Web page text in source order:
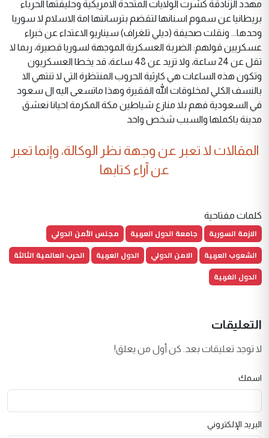
مهدد الزنادقة كشرت الولايات المتحدة الامريكية وحليفتها الحرباء
بريطانيا عن سموم اسنانها لتقضم بترسانتها امة الاسلام لا سوريا
وحدها... ونقلت صحيفة (ديلي تلغراف) سيناريو الاعتداء عن خبراء
عسكريين قولهم: الضربة العسكرية الموجهة لسوريا قصيرة، ربما لا
تقل عن 24 ساعة، ولا تزيد عن 48 ساعة، قد يخطا العسكريون
وتكون هذه الساعات هي كارثية الحروب المنتظرة التي لا تنتهي الا
بالنسف الكلي لمخلوقات الله الفقيرة وهذا ماتسعى اليه ال سعود
في السعودية فهم بلا منازع شياطين مكة المكرمة احيانا نعشق
مدينة باكملها والسبب شخص واحد
المقالات لا تعبر عن وجهة نظر الوكالة، وإنما تعبر
عن آراء كتابها
كلمات مفتاحية
الازمة السورية جامعة الدول العربية
مجلس الأمن الدولي
الشعوب العربية
الامن الدولي الدول العربية
الحرب العالمية الثالثة
الدول الغربية
التعليقات
لا توجد تعليقات بعد. كن أول من يعلق!
اسمك
البريد الإلكتروني